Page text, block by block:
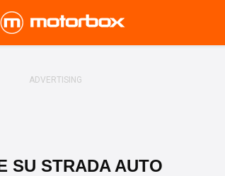
SU STRADA AUTO